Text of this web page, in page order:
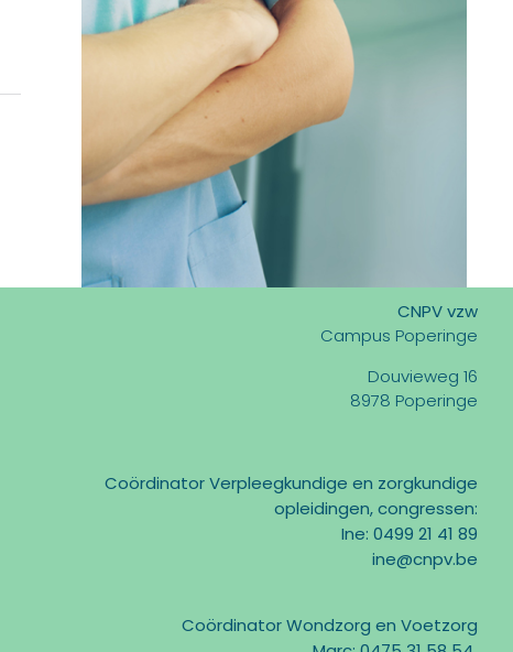
CNPV vzw
Campus Poperinge
Douvieweg 16
8978 Poperinge
Coördinator Verpleegkundige en zorgkundige
opleidingen, congressen:
Ine: 0499 21 41 89
ine@cnpv.be
Coördinator Wondzorg en Voetzorg